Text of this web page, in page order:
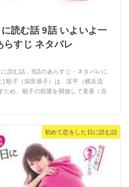
読む話 9話 いよいよ一
らすじ ネタバレ
読む話」9話のあらすじ・ネタバレに
] 順子（深田恭子）は、匡平（横浜流
ため、順子の部屋を開放して美香（吉
初めて恋をした日に読む話